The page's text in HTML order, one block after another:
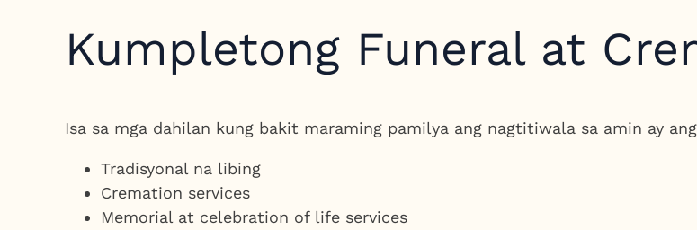
Kumpletong Funeral at
Isa sa mga dahilan kung bakit maraming pamilya ang nagtitiwala sa amin ay
Tradisyonal na libing
Cremation services
Memorial at celebration of life services